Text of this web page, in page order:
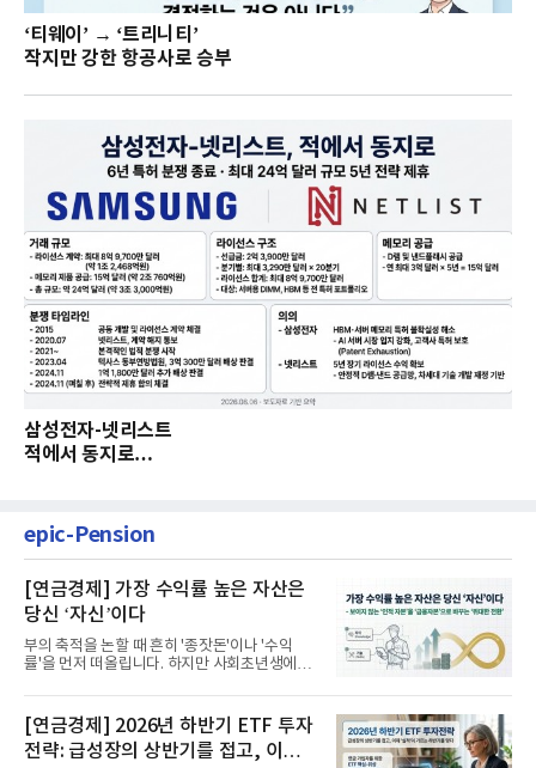
‘티웨이’ → ‘트리니티’
작지만 강한 항공사로 승부
삼성전자-넷리스트
적에서 동지로…
epic-Pension
[연금경제] 가장 수익률 높은 자산은
당신 ‘자신’이다
부의 축적을 논할 때 흔히 '종잣돈'이나 '수익
률'을 먼저 떠올립니다. 하지만 사회초년생에게
[연금경제] 2026년 하반기 ETF 투자
전략: 급성장의 상반기를 접고, 이제